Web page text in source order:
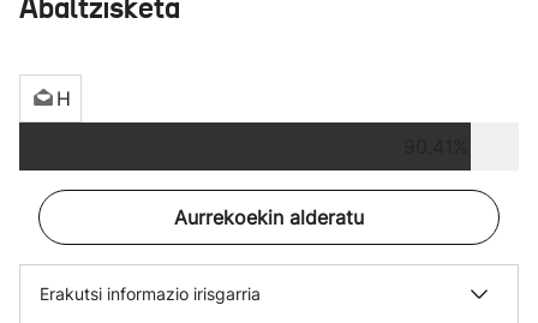
Abaltzisketa
H
Aurrekoekin alderatu
Erakutsi informazio irisgarria